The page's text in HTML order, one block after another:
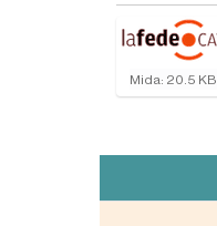
F
e
l
c
Mida: 20.5 KB